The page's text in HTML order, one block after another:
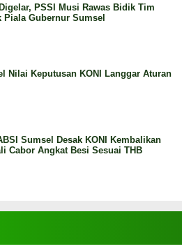
PSSI Musi Rawas Bidik Tim
Piala Gubernur Sumsel
Nilai Keputusan KONI Langgar Aturan
Sumsel Desak KONI Kembalikan
Cabor Angkat Besi Sesuai THB